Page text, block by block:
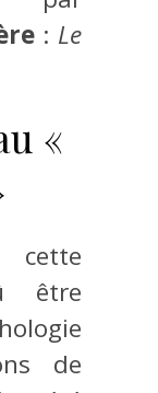
: Le
«
cette
être
de